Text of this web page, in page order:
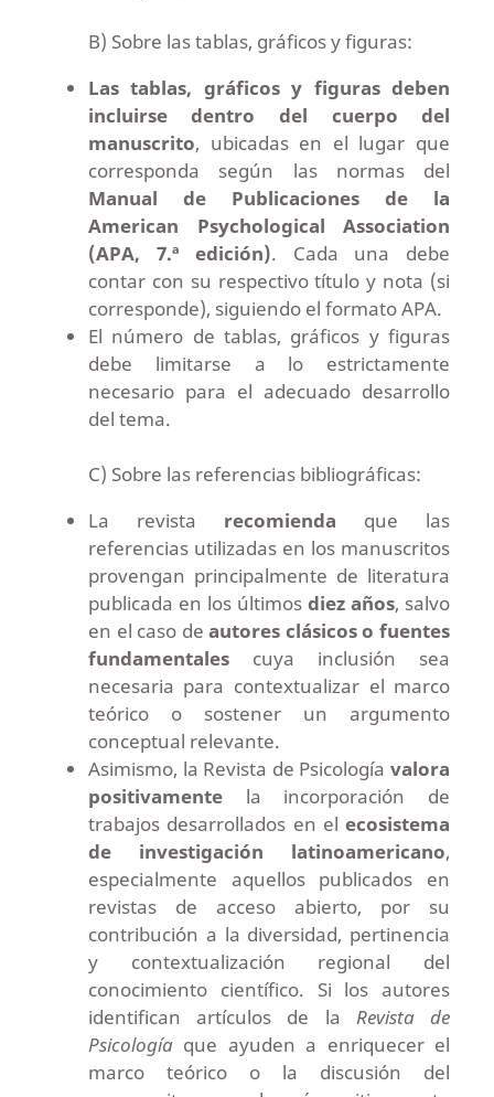
B) Sobre las tablas, gráficos y figuras:
Las tablas, gráficos y figuras deben
incluirse dentro del cuerpo del
manuscrito, ubicadas en el lugar que
corresponda según las normas del
Manual de Publicaciones de la
American Psychological Association
(APA, 7.ª edición). Cada una debe
contar con su respectivo título y nota (si
corresponde), siguiendo el formato APA.
El número de tablas, gráficos y figuras
debe limitarse a lo estrictamente
necesario para el adecuado desarrollo
del tema.
C) Sobre las referencias bibliográficas:
La revista recomienda que las
referencias utilizadas en los manuscritos
provengan principalmente de literatura
publicada en los últimosdiez años, salvo
en el caso deautores clásicos o fuentes
fundamentalescuya inclusión sea
necesaria para contextualizar el marco
teórico o sostener un argumento
conceptual relevante.
Asimismo, la Revista de Psicologíavalora
positivamentela incorporación de
trabajos desarrollados en elecosistema
de investigación latinoamericano,
especialmente aquellos publicados en
revistas de acceso abierto, por su
contribución a la diversidad, pertinencia
y contextualización regional del
conocimiento científico. Si los autores
identifican artículos de la Revista de
Psicologíaque ayuden a enriquecer el
marco teórico o la discusión del